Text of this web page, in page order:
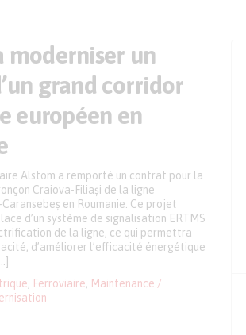
moderniser un
grand corridor
européen en
Ferroviaire
Maintenance /
Alstom a remporté un contrat pour la
Craiova-Filiași de la ligne
en Roumanie. Ce projet
d’un système de signalisation ERTMS
de la ligne, ce qui permettra
d’améliorer l’efficacité énergétique